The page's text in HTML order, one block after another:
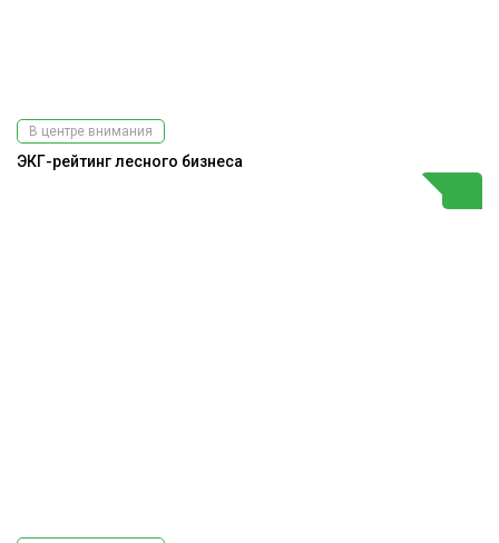
В центре внимания
ЭКГ-рейтинг лесного бизнеса